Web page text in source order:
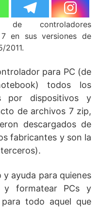
de controladores
en sus versiones de
2011.
para PC (de
todos los
por dispositivos y
de archivos 7 zip,
descargados de
fabricantes y son la
ayuda para quienes
y formatear PCs y
todo aquel que